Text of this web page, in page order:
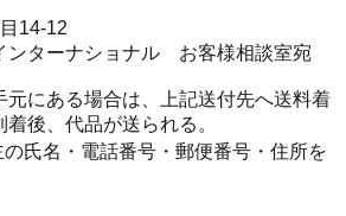
14-12
ンターナショナル お客様相談室宛
にある場合は、上記送付先へ送料着
後、代品が送られる。
氏名・電話番号・郵便番号・住所を